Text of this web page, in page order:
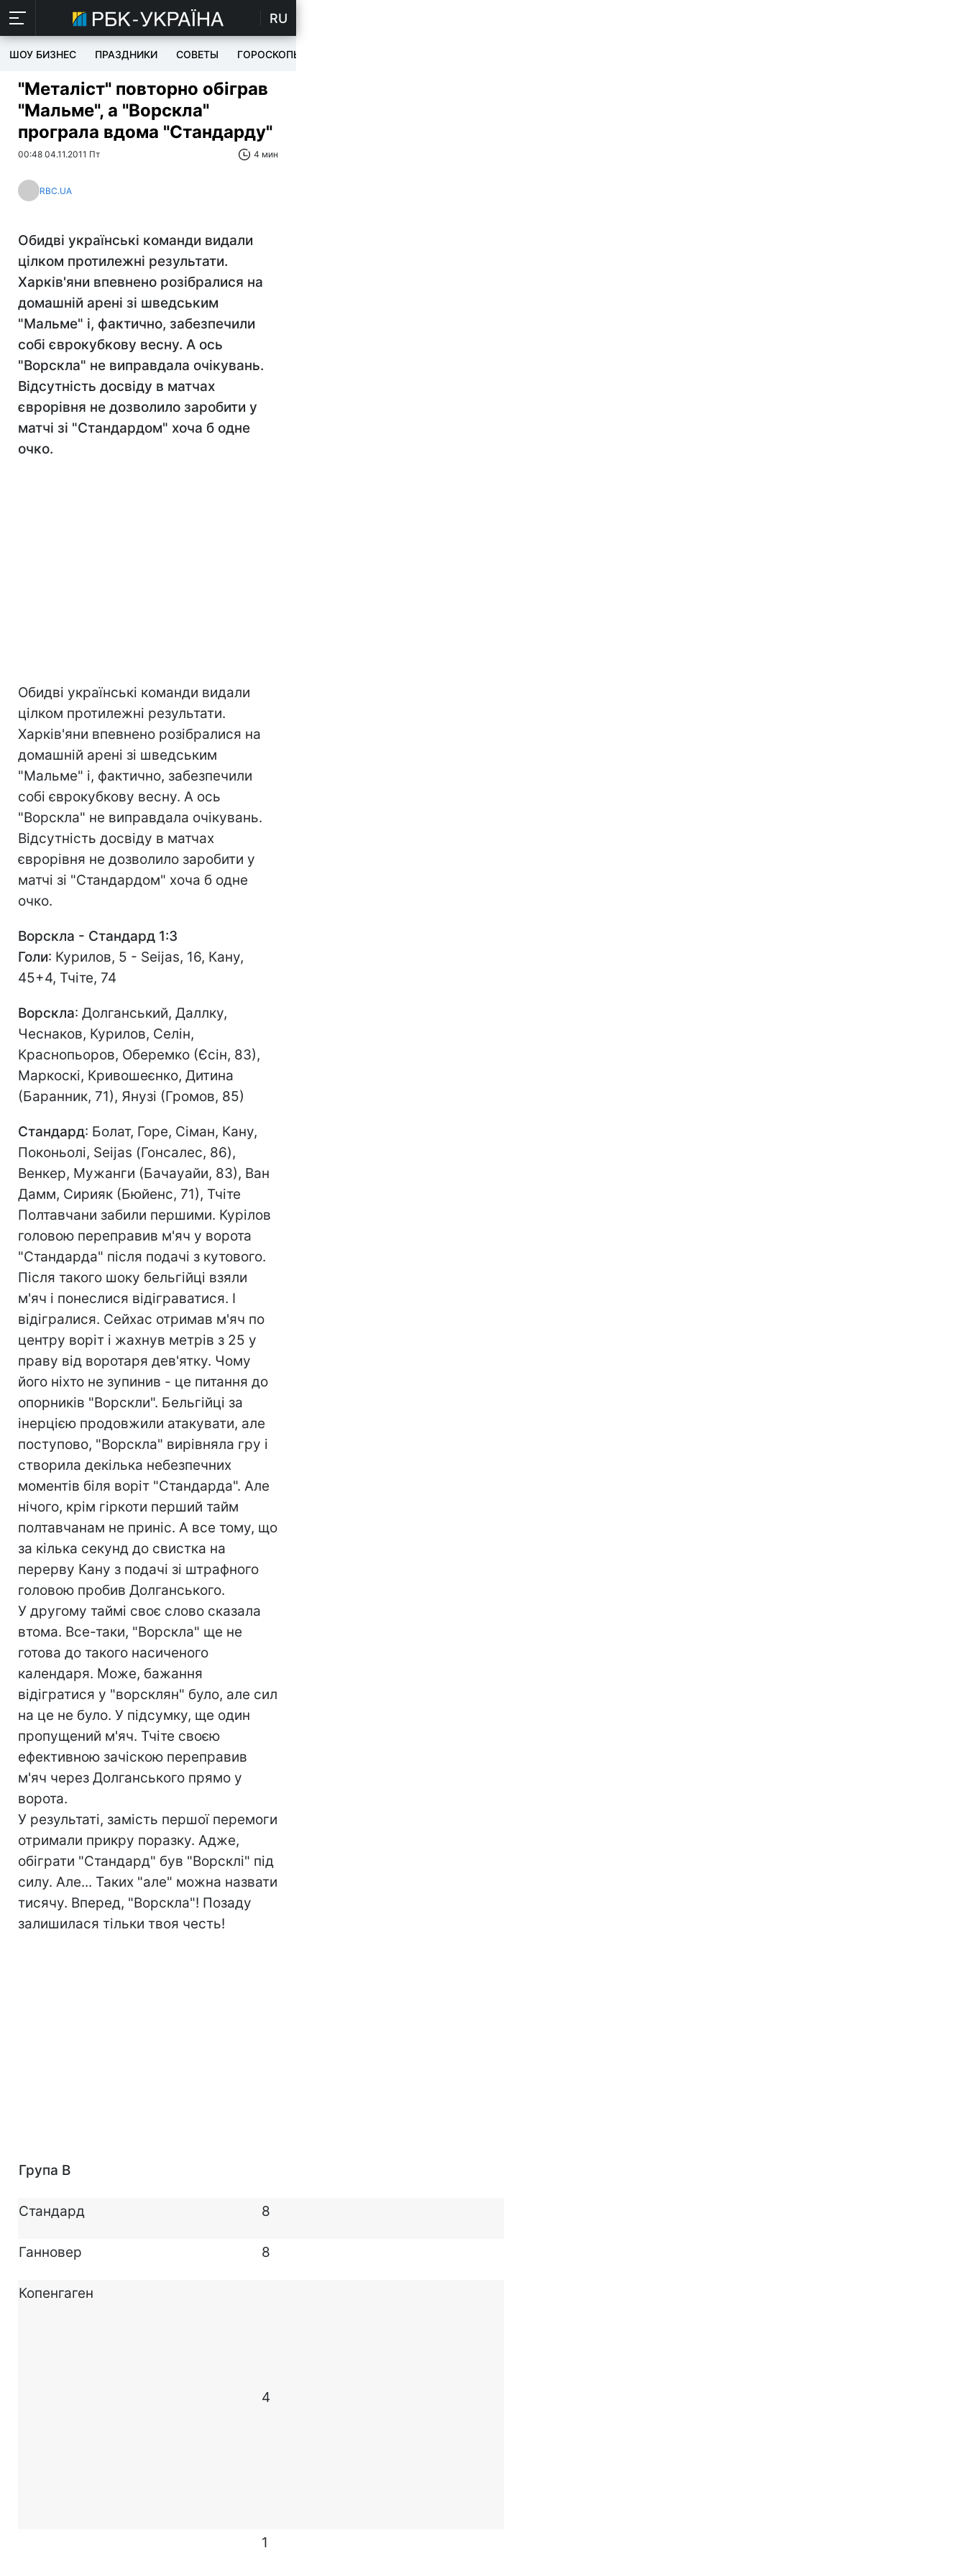
RU
ШОУ БИЗНЕС ПРАЗДНИКИ СОВЕТЫ ГОРОСКОПЫ
"Металіст" повторно обіграв
"Мальме", а "Ворскла"
програла вдома "Стандарду"
00:48 04.11.2011 Пт 4 мин
RBC.UA
Обидві українські команди видали
цілком протилежні результати.
Харків'яни впевнено розібралися на
домашній арені зі шведським
"Мальме" і, фактично, забезпечили
собі єврокубкову весну. А ось
"Ворскла" не виправдала очікувань.
Відсутність досвіду в матчах
єврорівня не дозволило заробити у
матчі зі "Стандардом" хоча б одне
очко.
Обидві українські команди видали
цілком протилежні результати.
Харків'яни впевнено розібралися на
домашній арені зі шведським
"Мальме" і, фактично, забезпечили
собі єврокубкову весну. А ось
"Ворскла" не виправдала очікувань.
Відсутність досвіду в матчах
єврорівня не дозволило заробити у
матчі зі "Стандардом" хоча б одне
очко.
Ворскла - Стандард 1:3
Голи: Курилов, 5 - Seijas, 16, Кану,
45+4, Тчіте, 74
Ворскла: Долганський, Даллку,
Чеснаков, Курилов, Селін,
Краснопьоров, Оберемко (Єсін, 83),
Маркоскі, Кривошеєнко, Дитина
(Баранник, 71), Янузі (Громов, 85)
Стандард: Болат, Горе, Сіман, Кану,
Поконьолі, Seijas (Гонсалес, 86),
Венкер, Мужанги (Бачауайи, 83), Ван
Дамм, Сирияк (Бюйенс, 71), Тчіте
Полтавчани забили першими. Курілов
головою переправив м'яч у ворота
"Стандарда" після подачі з кутового.
Після такого шоку бельгійці взяли
м'яч і понеслися відіграватися. І
відігралися. Сейхас отримав м'яч по
центру воріт і жахнув метрів з 25 у
праву від воротаря дев'ятку. Чому
його ніхто не зупинив - це питання до
опорників "Ворскли". Бельгійці за
інерцією продовжили атакувати, але
поступово, "Ворскла" вирівняла гру і
створила декілька небезпечних
моментів біля воріт "Стандарда". Але
нічого, крім гіркоти перший тайм
полтавчанам не приніс. А все тому, що
за кілька секунд до свистка на
перерву Кану з подачі зі штрафного
головою пробив Долганського.
У другому таймі своє слово сказала
втома. Все-таки, "Ворскла" ще не
готова до такого насиченого
календаря. Може, бажання
відігратися у "ворсклян" було, але сил
на це не було. У підсумку, ще один
пропущений м'яч. Тчіте своєю
ефективною зачіскою переправив
м'яч через Долганського прямо у
ворота.
У результаті, замість першої перемоги
отримали прикру поразку. Адже,
обіграти "Стандард" був "Ворсклі" під
силу. Але... Таких "але" можна назвати
тисячу. Вперед, "Ворскла"! Позаду
залишилася тільки твоя честь!
Група B
Стандард 8
Ганновер 8
Копенгаген
4
1